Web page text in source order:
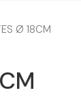
Ø 18CM